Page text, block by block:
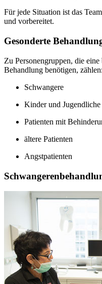
Für jede Situation ist das
und vorbereitet.
Gesonderte
Zu Personengruppen, die
Behandlung benötigen, zählen:
Schwangere
Kinder und Jugendliche
Patienten mit
ältere Patienten
Angstpatienten